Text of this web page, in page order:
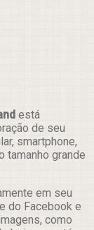
está
de seu
smartphone,
tamanho grande
em seu
do Facebook e
como